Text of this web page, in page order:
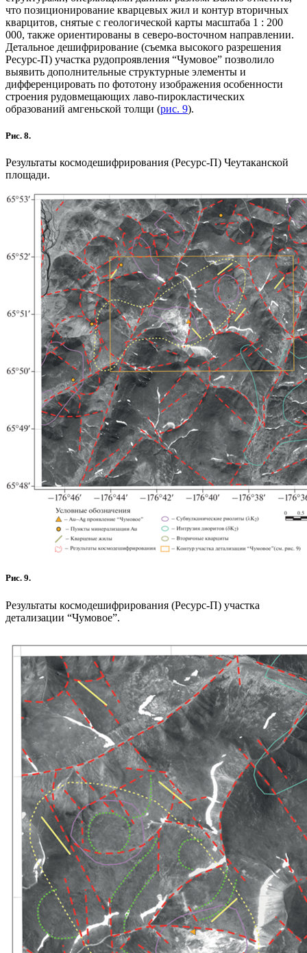
что позиционирование кварцевых жил и контур вторичных
кварцитов, снятые с геологической карты масштаба 1 : 200
000, также ориентированы в северо-восточном направлении.
Детальное дешифрирование (съемка высокого разрешения
Ресурс-П) участка рудопроявления “Чумовое” позволило
выявить дополнительные структурные элементы и
дифференцировать по фототону изображения особенности
строения рудовмещающих лаво-пирокластических
образований амгеньской толщи (рис. 9).
Рис. 8.
Результаты космодешифрирования (Ресурс-П) Чеутаканской
площади.
Рис. 9.
Результаты космодешифрирования (Ресурс-П) участка
детализации “Чумовое”.